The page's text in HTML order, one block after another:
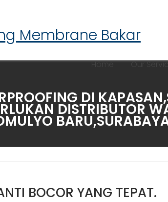
Membrane Bakar
Home Our
DI
DISTRIBUTOR
BOCOR YANG TEPAT.